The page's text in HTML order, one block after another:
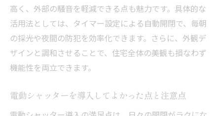
注文住宅で電動シャッターを選ぶべき費用
面の理由
電動シャッターの価格相場と見積もりの注
費用以上の価値がある注文住宅の電動シャ
ッター
高く、外部の騒音を軽減できる点も魅力です。具体的な
活用法としては、タイマー設定による自動開閉で、毎朝
の採光や夜間の防犯を効率化できます。さらに、外観デ
ザインと調和させることで、住宅全体の美観も損なわず
機能性を両立できます。
電動シャッターを導入してよかった点と注意点